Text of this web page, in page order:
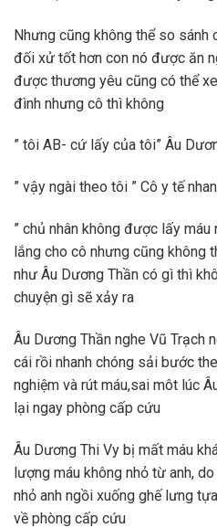
Nhưng cũng không thể so
đối xử tốt hơn con nó được ăn
được thương yêu cũng có thể
đình nhưng cô thì không
” tôi AB- cứ lấy của tôi” Âu
” vậy ngài theo tôi ” Cô y tế
” chủ nhân không được lấy máu
lắng cho cô nhưng cũng không
như Âu Dương Thần có gì thì
chuyện gì sẽ xảy ra
Âu Dương Thần nghe Vũ Trạch
cái rồi nhanh chóng sải bước
nghiệm và rút máu,sai môt lúc
lại ngay phòng cấp cứu
Âu Dương Thi Vy bị mất máu
lượng máu không nhỏ từ anh,
nhỏ anh ngồi xuống ghế lưng
về phòng cấp cứu